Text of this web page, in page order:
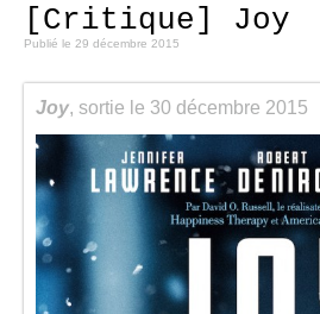
Beauté
Loisirs
Food & drinks
Cuisine
[Critique] Joy
Publié le 29 décembre 2015
Joy, sortie le 30 décembre 2015